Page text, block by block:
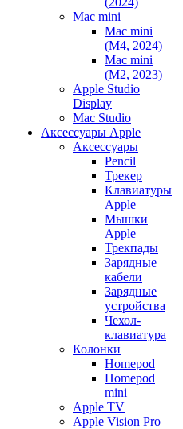
Mac mini
Mac mini
(M4, 2024)
Mac mini
(M2, 2023)
Apple Studio
Display
Mac Studio
Аксессуары Apple
Аксессуары
Pencil
Трекер
Клавиатуры
Apple
Мышки
Apple
Трекпады
Зарядные
кабели
Зарядные
устройства
Чехол-
клавиатура
Колонки
Homepod
Homepod
mini
Apple TV
Apple Vision Pro